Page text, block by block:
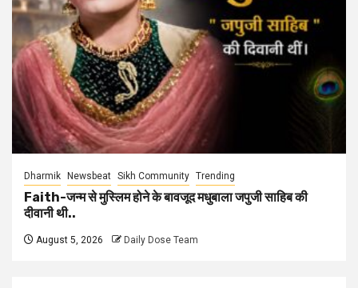
Dharmik Newsbeat Sikh Community Trending
Faith-जन्म से मुस्लिम होने के बावजूद मधुबाला जपुजी साहिब की
दीवानी थी..
August 5, 2026 Daily Dose Team